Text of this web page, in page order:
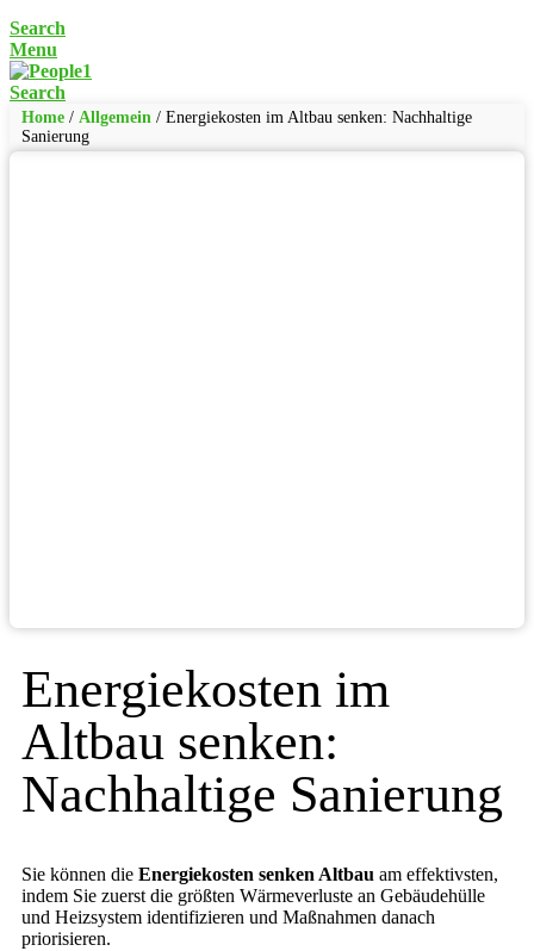
Search
Menu
Search
Home / Allgemein / Energiekosten im Altbau senken: Nachhaltige
Sanierung
Energiekosten im
Altbau senken:
Nachhaltige Sanierung
Sie können die Energiekosten senken Altbau am effektivsten,
indem Sie zuerst die größten Wärmeverluste an Gebäudehülle
und Heizsystem identifizieren und Maßnahmen danach
priorisieren.